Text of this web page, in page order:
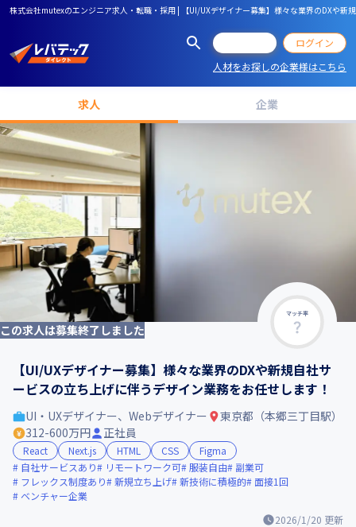
株式会社mutexのエンジニア求人・転職・採用 | 【UI/UXデザイナー募集】様々な業界のDXや新
ログイン
人材をお探しの企業様はこちら
求人 企業
マッチ率
この求人は募集終了しました
【UI/UXデザイナー募集】様々な業界のDXや新規自社サ
ービスの立ち上げに伴うデザイン業務をお任せします！
2026/1/20 更新
UI・UXデザイナー、Webデザイナー
東京都（本郷三丁目駅）
312-600万円
正社員
React Next.js HTML CSS
Figma
自社サービスあり
リモートワーク可 服装自由
副業可
フレックス制度あり
新規立ち上げ 新技術に積極的
面接1回
ベンチャー企業